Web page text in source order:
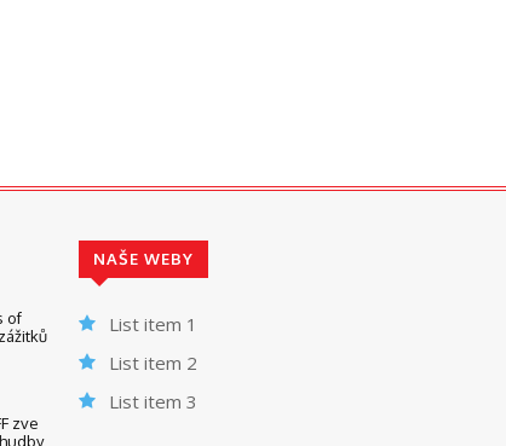
of
zve
NAŠE WEBY
List item 1
List item 2
List item 3